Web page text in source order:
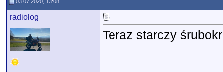
03.07.2020, 13:08
radiolog
Teraz starczy